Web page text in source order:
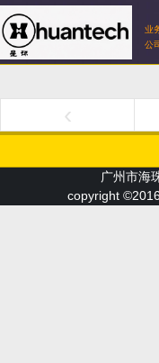
业
公
‹
广州市海
copyright